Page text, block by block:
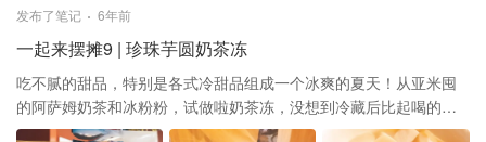
发布了笔记 6年前
一起来摆摊9 | 珍珠芋圆奶茶冻
吃不腻的甜品，特别是各式冷甜品组成一个冰爽的夏天！从亚米囤
的阿萨姆奶茶和冰粉粉，试做啦奶茶冻，没想到冷藏后比起喝的奶
茶更加好吃，嫩滑可口，解渴舒爽，真是神仙小甜品！今天小摊就